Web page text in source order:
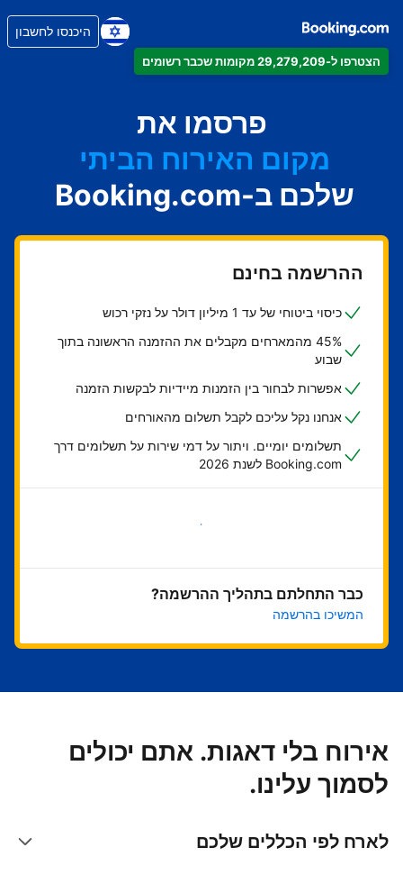
הצטרפו ל-29,279,209 מקומות שכבר רשומים
היכנסו לחשבון
פרסמו את
הדירה
המלון
מקום האירוח הביתי
בית ההארחה
ה-B&B
שלכם ב-Booking.com
ההרשמה בחינם
כיסוי ביטוחי של עד 1 מיליון דולר על נזקי רכוש
45% מהמארחים מקבלים את ההזמנה הראשונה בתוך
שבוע
אפשרות לבחור בין הזמנות מיידיות לבקשות הזמנה
אנחנו נקל עליכם לקבל תשלום מהאורחים
תשלומים יומיים. ויתור על דמי שירות על תשלומים דרך
Booking.com לשנת 2026
בואו נתחיל
כבר התחלתם בתהליך ההרשמה?
המשיכו בהרשמה
אירוח בלי דאגות. אתם יכולים
לסמוך עלינו.
לארח לפי הכללים שלכם